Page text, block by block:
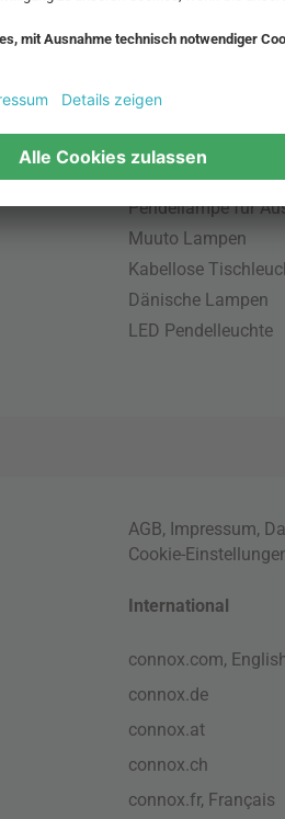
Beliebte Leuchten
Pendellampe für
Muuto Lampen
Kabellose
Dänische Lampen
LED Pendelleuchte
AGB, Impressum,
Cookie-
International
connox.com,
connox.de
connox.at
connox.ch
connox.fr, Français